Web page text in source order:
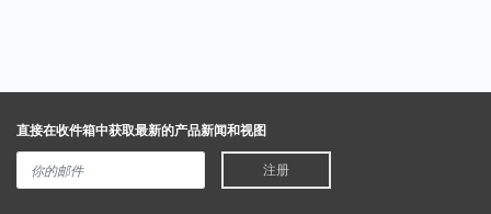
直接在收件箱中获取最新的产品新闻和视图
注册